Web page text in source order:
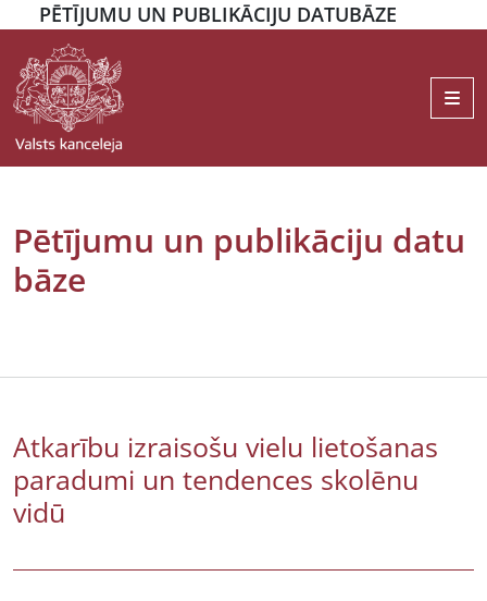
PĒTĪJUMU UN PUBLIKĀCIJU DATUBĀZE
Pētījumu un publikāciju datu
bāze
Atkarību izraisošu vielu lietošanas
paradumi un tendences skolēnu
vidū